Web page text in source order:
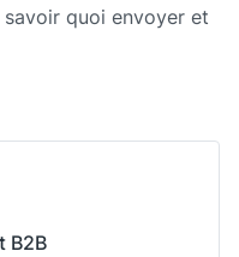
quoi envoyer et
B2B